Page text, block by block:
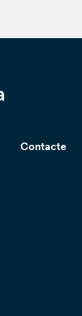
Contacte